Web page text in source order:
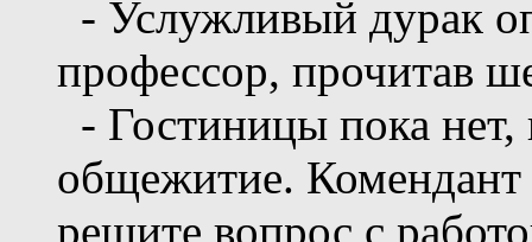
- Услужливый дурак
профессор, прочитав
- Гостиницы пока
общежитие. Комендант
решите вопрос с